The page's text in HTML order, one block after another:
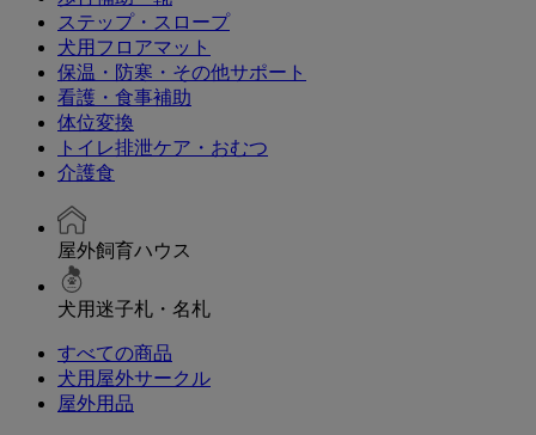
ステップ・スロープ
犬用フロアマット
保温・防寒・その他サポート
看護・食事補助
体位変換
トイレ排泄ケア・おむつ
介護食
屋外飼育ハウス
犬用迷子札・名札
すべての商品
犬用屋外サークル
屋外用品